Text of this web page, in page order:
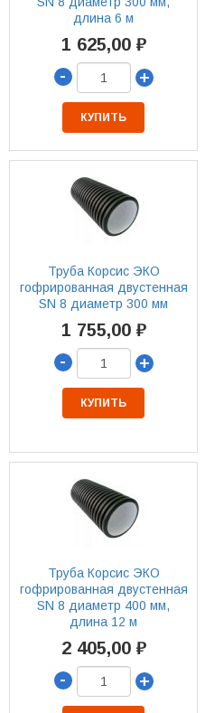
длина 6 м
1 625,00 ₽
-
+
КУПИТЬ
Труба Корсис ЭКО
гофрированная двустенная
SN 8 диаметр 300 мм
1 755,00 ₽
-
+
КУПИТЬ
Труба Корсис ЭКО
гофрированная двустенная
SN 8 диаметр 400 мм,
длина 12 м
2 405,00 ₽
-
+